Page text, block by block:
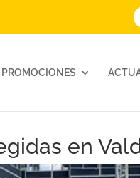
PROMOCIONES
en